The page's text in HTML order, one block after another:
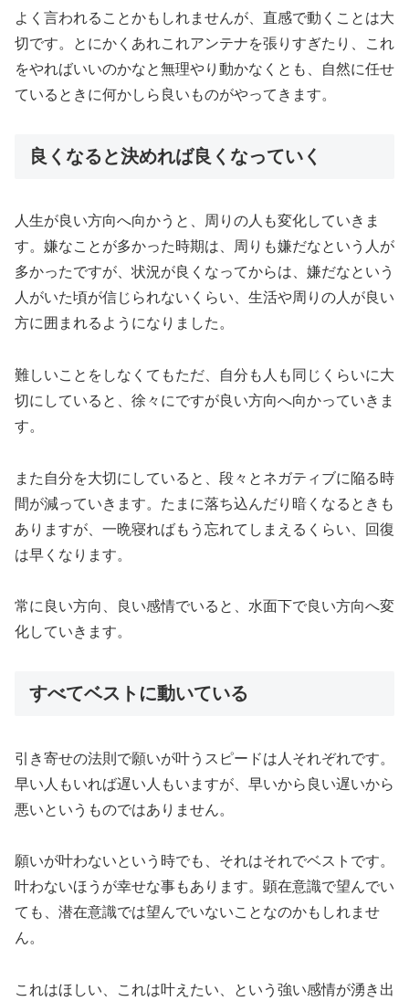
よく言われることかもしれませんが、直感で動くことは大
切です。とにかくあれこれアンテナを張りすぎたり、これ
をやればいいのかなと無理やり動かなくとも、自然に任せ
ているときに何かしら良いものがやってきます。
良くなると決めれば良くなっていく
人生が良い方向へ向かうと、周りの人も変化していきま
す。嫌なことが多かった時期は、周りも嫌だなという人が
多かったですが、状況が良くなってからは、嫌だなという
人がいた頃が信じられないくらい、生活や周りの人が良い
方に囲まれるようになりました。
難しいことをしなくてもただ、自分も人も同じくらいに大
切にしていると、徐々にですが良い方向へ向かっていきま
す。
また自分を大切にしていると、段々とネガティブに陥る時
間が減っていきます。たまに落ち込んだり暗くなるときも
ありますが、一晩寝ればもう忘れてしまえるくらい、回復
は早くなります。
常に良い方向、良い感情でいると、水面下で良い方向へ変
化していきます。
すべてベストに動いている
引き寄せの法則で願いが叶うスピードは人それぞれです。
早い人もいれば遅い人もいますが、早いから良い遅いから
悪いというものではありません。
願いが叶わないという時でも、それはそれでベストです。
叶わないほうが幸せな事もあります。顕在意識で望んでい
ても、潜在意識では望んでいないことなのかもしれませ
ん。
これはほしい、これは叶えたい、という強い感情が湧き出